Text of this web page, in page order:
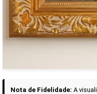
Curadoria das
A seleção de obras-primas
Nota de Fidelidade: A